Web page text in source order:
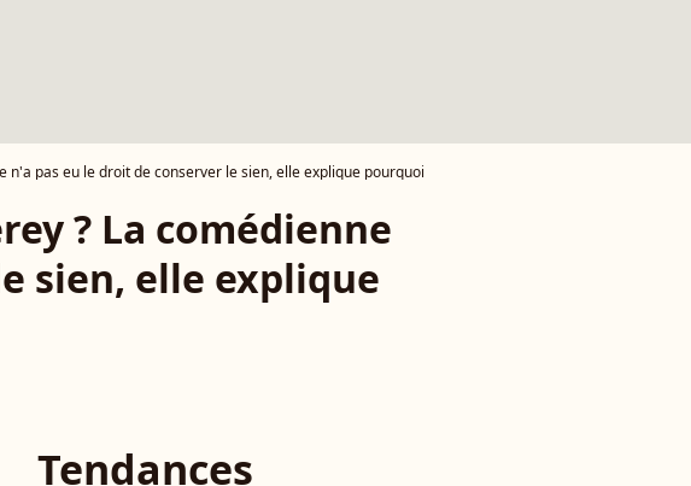
n'a pas eu le droit de conserver le sien, elle explique pourquoi
? La comédienne
sien, elle explique
Tendances